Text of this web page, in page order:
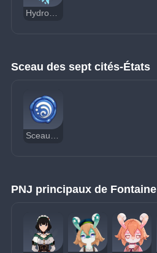
Hydroculus
Sceau des sept cités-États
Sceau Hydro
PNJ principaux de Fontaine